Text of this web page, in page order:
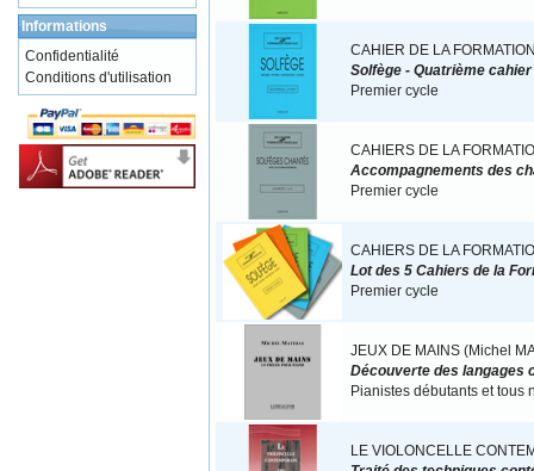
CAHIER DE LA
Solfège - Quatrième cahier
Premier cycle
CAHIERS DE LA
Accompagnements des
Premier cycle
CAHIERS DE LA
Lot des 5 Cahiers de la
Premier cycle
JEUX DE MAINS (Michel
Découverte des langages
Pianistes débutants et tous
LE VIOLONCELLE
Informations
Confidentialité
Conditions d'utilisation